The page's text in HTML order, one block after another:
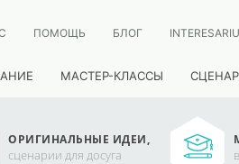
ПОМОЩЬ БЛОГ
МАСТЕР-КЛАССЫ
ОРИГИНАЛЬНЫЕ ИДЕИ,
сценарии для досуга